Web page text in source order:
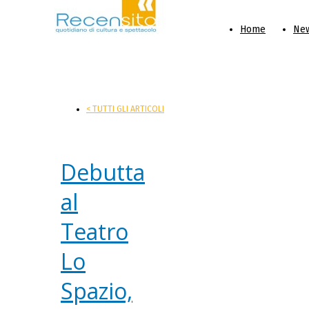
Home
< TUTTI GLI ARTICOLI
Debutta
al
Teatro
Lo
Spazio,